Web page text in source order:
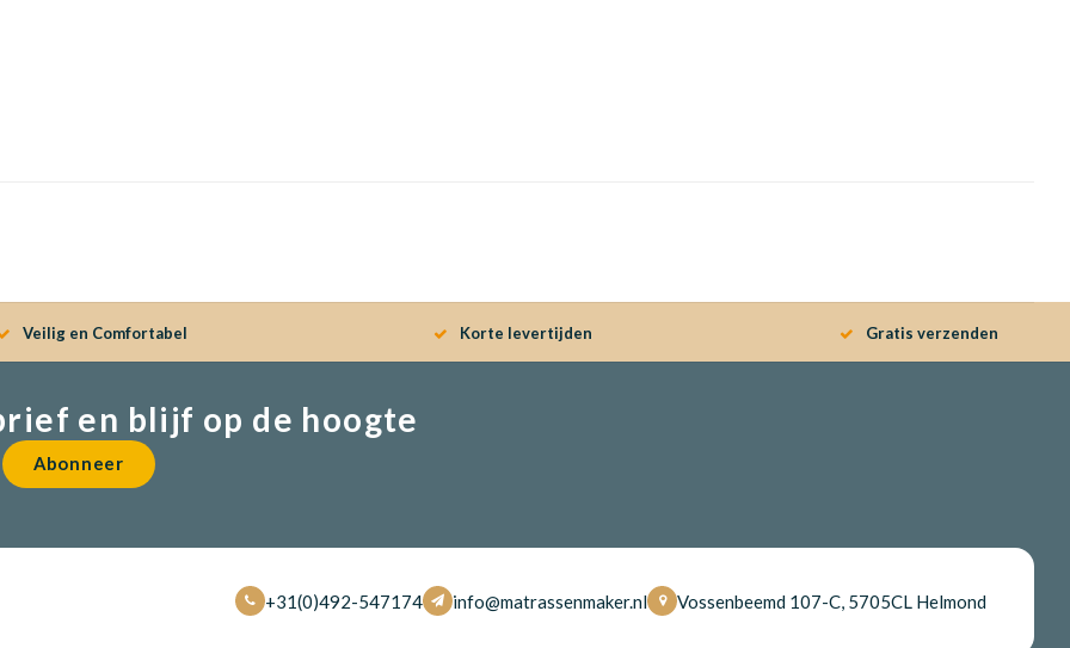
Veilig en Comfortabel Korte levertijden Gratis verzenden
en blijf op de hoogte
Abonneer
+31(0)492-547174 info@matrassenmaker.nl Vossenbeemd 107-C, 5705CL Helmond